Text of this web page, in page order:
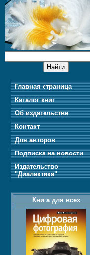
Главная страница
Каталог книг
Об издательстве
Контакт
Для авторов
Подписка на новости
Издательство
"Диалектика"
Книга для всех